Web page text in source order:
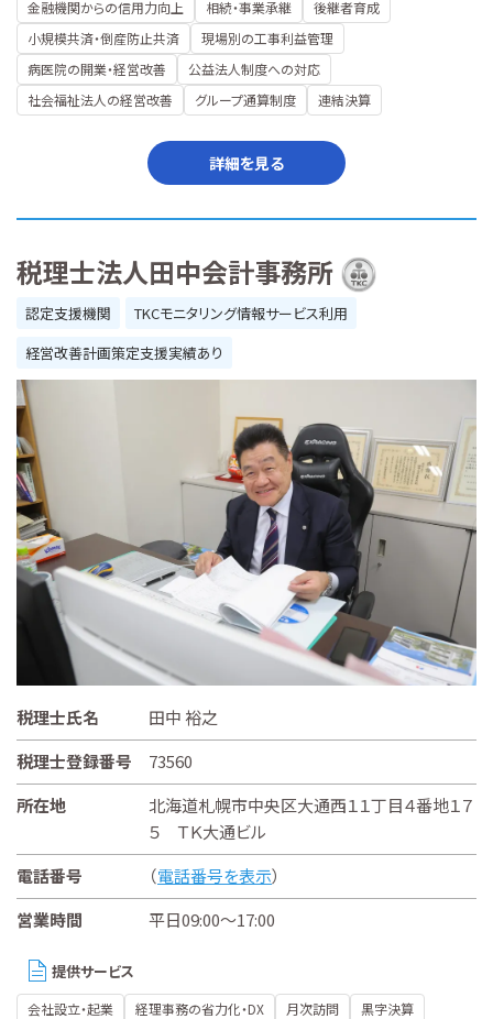
金融機関からの信用力向上
相続・事業承継
後継者育成
小規模共済・倒産防止共済
現場別の工事利益管理
病医院の開業・経営改善
公益法人制度への対応
社会福祉法人の経営改善
グループ通算制度 連結決算
詳細を見る
税理士法人田中会計事務所
認定支援機関
TKCモニタリング情報サービス利用
経営改善計画策定支援実績あり
税理士氏名
田中 裕之
税理士登録番号
73560
所在地
北海道札幌市中央区大通西１１丁目４番地１７
５ ＴＫ大通ビル
電話番号
（電話番号を表示）
営業時間
平日09:00～17:00
提供サービス
会社設立・起業 経理事務の省力化・DX 月次訪問
黒字決算